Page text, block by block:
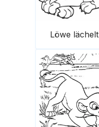
Löwe lächelt